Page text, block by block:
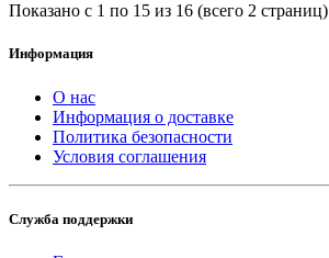
Показано с 1 по 15 из 16 (всего 2 страниц)
Информация
О нас
Информация о доставке
Политика безопасности
Условия соглашения
Служба поддержки